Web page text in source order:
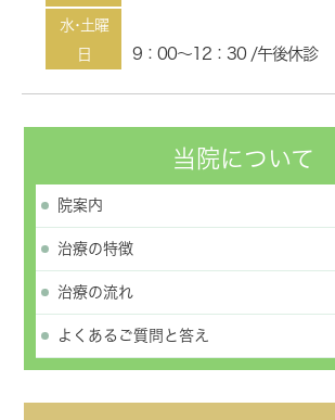
水･土曜
日
9：00～12：30 /午後休診
当院について
院案内
治療の特徴
治療の流れ
よくあるご質問と答え